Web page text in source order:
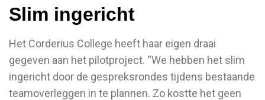
Slim ingericht
Het Corderius College heeft haar eigen draai
gegeven aan het pilotproject. “We hebben het slim
ingericht door de gespreksrondes tijdens bestaande
teamoverleggen in te plannen. Zo kostte het geen